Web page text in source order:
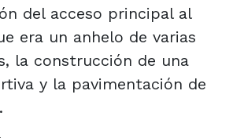
del acceso principal al
era un anhelo de varias
la construcción de una
y la pavimentación de